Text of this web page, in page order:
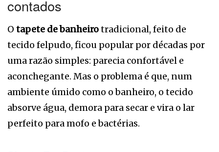
contados
O tapete de banheirotradicional, feito de
tecido felpudo, ficou popular por décadas por
uma razão simples: parecia confortável e
aconchegante. Mas o problema é que, num
ambiente úmido como o banheiro, o tecido
absorve água, demora para secar e vira o lar
perfeito para mofo e bactérias.